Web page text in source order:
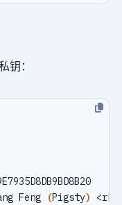
钥：
      9592A7BC7A682E7333376E09E7935D8DB9BD8B20
Feng (Pigsty)